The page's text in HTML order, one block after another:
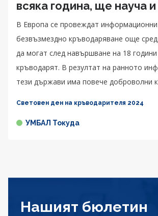
всяка година, ще науча
В Европа се провеждат
безвъзмездно кръводаряване още сред
да могат след навършване на 18
кръводарят. В резултат на ранното
тези държави има повече доброволни
Световен ден на кръводарителя 2024
УМБАЛ Токуда
Нашият бюлетин